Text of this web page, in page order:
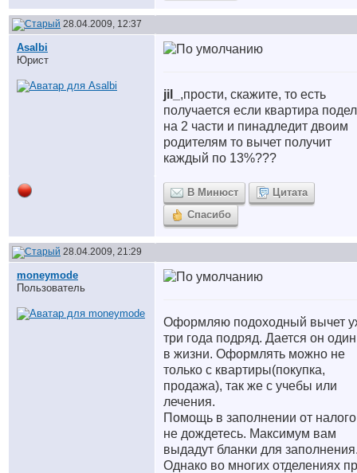
28.04.2009, 12:37
Asalbi
Юрист
jil_ ,прости, скажите, то есть
получается если квартира
на 2 части и пинадледит двоим
родителям то вычет получит
каждый по 13%???
В Минюст
Цитата
Спасибо
28.04.2009, 21:29
moneymode
Пользователь
Оформляю подоходный вычет
три года подряд. Дается он
в жизни. Оформлять можно не
только с квартиры(покупка,
продажа), так же с учебы или
лечения.
Помощь в заполнении от
не дождетесь. Максимум вам
выдадут бланки для
Однако во многих отделениях